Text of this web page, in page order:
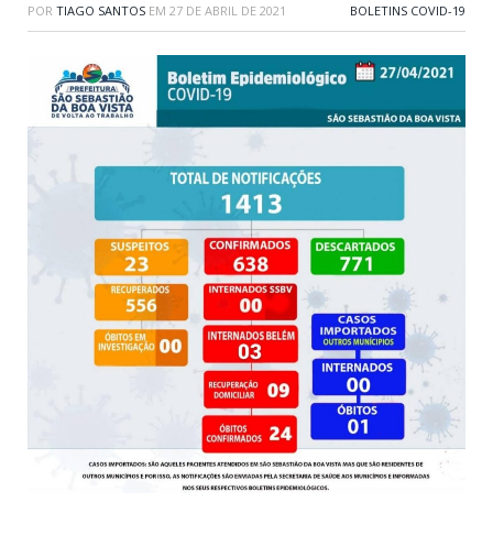
POR TIAGO SANTOS EM 27 DE ABRIL DE 2021 BOLETINS COVID-19